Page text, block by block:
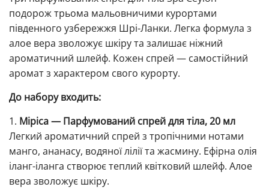
подорож трьома мальовничими курортами
південного узбережжя Шрі-Ланки. Легка формула з
алое вера зволожує шкіру та залишає ніжний
ароматичний шлейф. Кожен спрей — самостійний
аромат з характером свого курорту.
До набору входить:
1. Міріса — Парфумований спрей для тіла, 20 мл
Легкий ароматичний спрей з тропічними нотами
манго, ананасу, водяної лілії та жасмину. Ефірна олія
іланг-іланга створює теплий квітковий шлейф. Алое
вера зволожує шкіру.